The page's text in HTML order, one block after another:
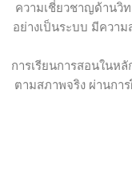
ความเชี่ยวชาญด้านวิ
อย่างเป็นระบบ มีควา
การเรียนการสอนในห
ตามสภาพจริง ผ่านกา